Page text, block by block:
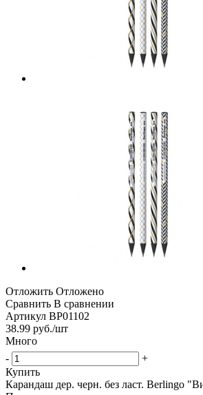
Отложить Отложено
Сравнить В сравнении
Артикул BP01102
38.99 руб./шт
Много
-
+
Купить
Карандаш дер. черн. без ласт. Berlingo